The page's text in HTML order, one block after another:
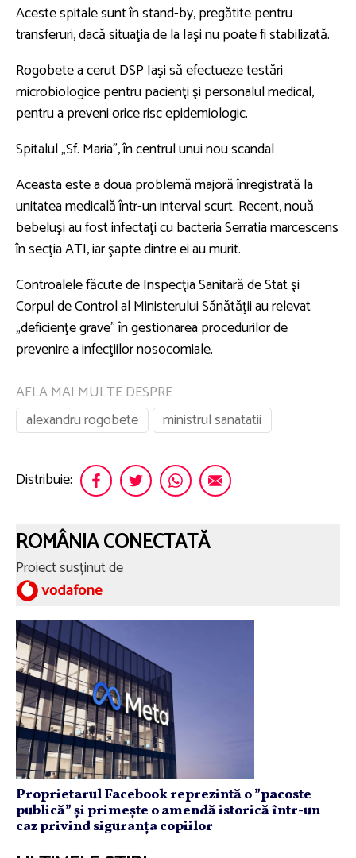
Aceste spitale sunt în stand-by, pregătite pentru
transferuri, dacă situaţia de la Iaşi nu poate fi stabilizată.
Rogobete a cerut DSP Iaşi să efectueze testări
microbiologice pentru pacienţi şi personalul medical,
pentru a preveni orice risc epidemiologic.
Spitalul „Sf. Maria”, în centrul unui nou scandal
Aceasta este a doua problemă majoră înregistrată la
unitatea medicală într-un interval scurt. Recent, nouă
bebeluşi au fost infectaţi cu bacteria Serratia marcescens
în secţia ATI, iar şapte dintre ei au murit.
Controalele făcute de Inspecţia Sanitară de Stat şi
Corpul de Control al Ministerului Sănătăţii au relevat
„deficienţe grave” în gestionarea procedurilor de
prevenire a infecţiilor nosocomiale.
AFLA MAI MULTE DESPRE
alexandru rogobete
ministrul sanatatii
Distribuie:
ROMÂNIA CONECTATĂ
Proiect susținut de
Proprietarul Facebook reprezintă o ”pacoste
publică” și primește o amendă istorică într-un
caz privind siguranța copiilor